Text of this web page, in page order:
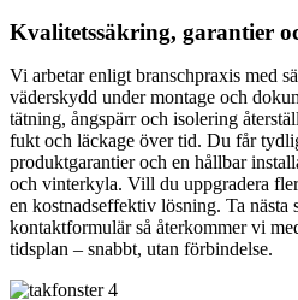
Kvalitetssäkring, garantier
Vi arbetar enligt branschpraxis med
väderskydd under montage och
tätning, ångspärr och isolering
fukt och läckage över tid. Du får
produktgarantier och en hållbar
och vinterkyla. Vill du uppgradera
en kostnadseffektiv lösning. Ta
kontaktformulär så återkommer vi
tidsplan – snabbt, utan förbindelse.